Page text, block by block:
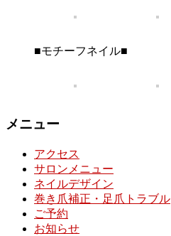
■モチーフネイル■
メニュー
アクセス
サロンメニュー
ネイルデザイン
巻き爪補正・足爪トラブル
ご予約
お知らせ